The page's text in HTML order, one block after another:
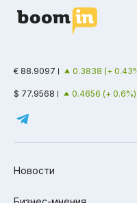
€ 88.9097 0.3838 (+
$ 77.9568 0.4656 (+ 0.6%)
Новости